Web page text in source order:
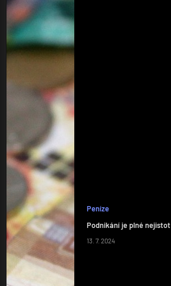
Peníze
Podnikání je plné nejistot
13. 7. 2024